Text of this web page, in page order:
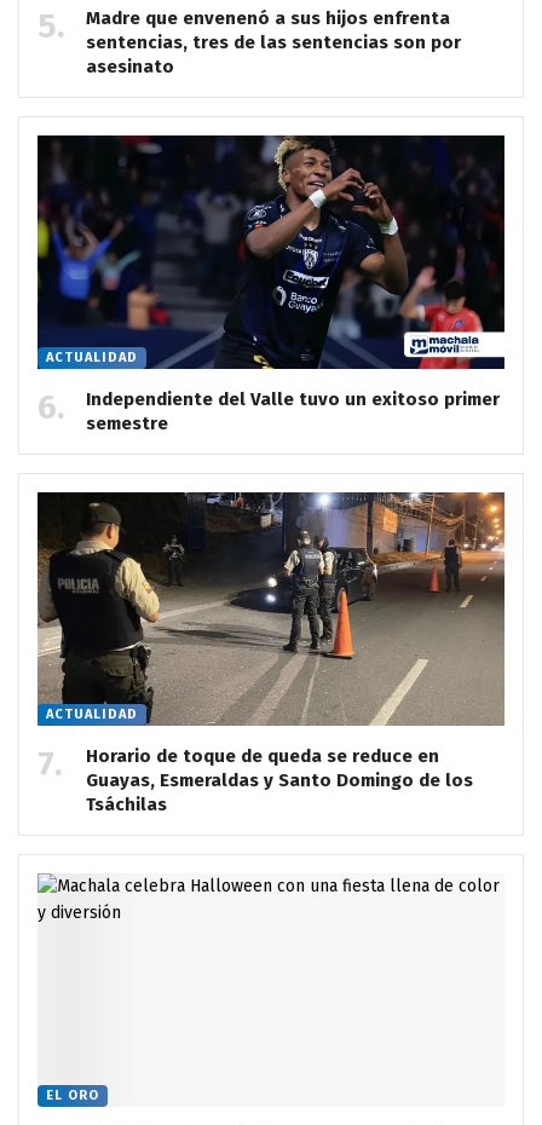
Madre que envenenó a sus hijos enfrenta
sentencias, tres de las sentencias son por
asesinato
ACTUALIDAD
Independiente del Valle tuvo un exitoso primer
semestre
ACTUALIDAD
Horario de toque de queda se reduce en
Guayas, Esmeraldas y Santo Domingo de los
Tsáchilas
EL ORO